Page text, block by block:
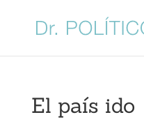
El país ido